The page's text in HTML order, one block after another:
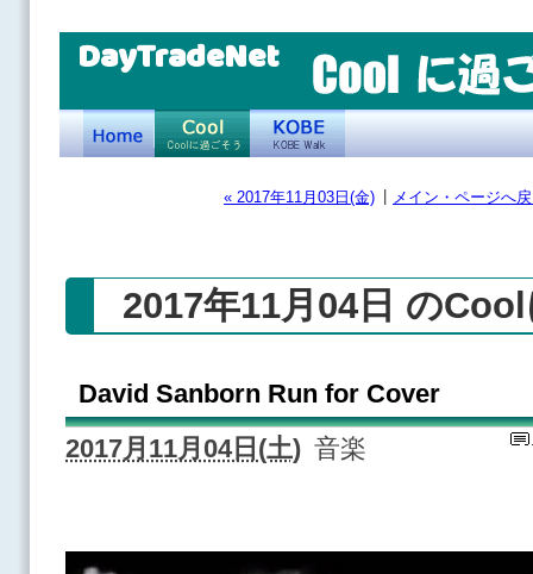
DayTradeNet
« 2017年11月03日(金) メイン・ページへ
2017年11月04日 の
David Sanborn Run for Cover
2017月11月04日(土) 音楽